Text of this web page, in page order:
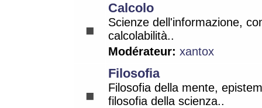
Calcolo
Scienze dell'informazione,
calcolabilità..
Modérateur: xantox
Filosofia
Filosofia della mente,
filosofia della scienza..